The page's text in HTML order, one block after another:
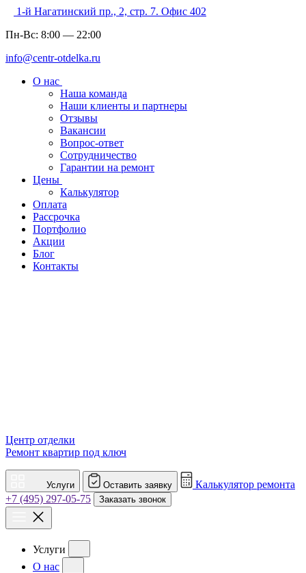
1-й Нагатинский пр., 2, стр. 7. Офис 402
Пн-Вс: 8:00 — 22:00
info@centr-otdelka.ru
О нас
Наша команда
Наши клиенты и партнеры
Отзывы
Вакансии
Вопрос-ответ
Сотрудничество
Гарантии на ремонт
Цены
Калькулятор
Оплата
Рассрочка
Портфолио
Акции
Блог
Контакты
Центр отделки
Ремонт квартир под ключ
Услуги Оставить заявку
Калькулятор ремонта
+7 (495) 297-05-75
Заказать звонок
Услуги
О нас